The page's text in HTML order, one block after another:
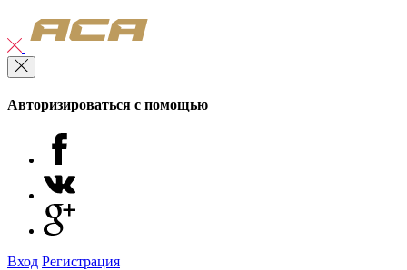
Авторизироваться с помощью
Вход Регистрация